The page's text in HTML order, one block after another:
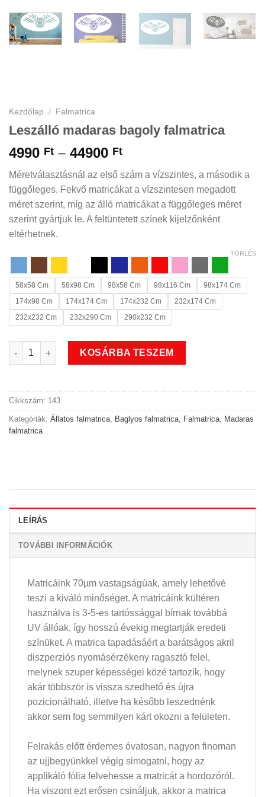
Kezdőlap / Falmatrica
Leszálló madaras bagoly falmatrica
4990 Ft – 44900 FtÁrtartomány:
4990 Ft
-
44900 Ft
Méretválasztásnál az első szám a vízszintes, a második a
függőleges. Fekvő matricákat a vízszintesen megadott
méret szerint, míg az álló matricákat a függőleges méret
szerint gyártjuk le. A feltüntetett színek kijelzőnként
eltérhetnek.
58x58 Cm 58x98 Cm 98x58 Cm 98x116 Cm
98x174 Cm
174x98 Cm
174x174 Cm 174x232 Cm
232x174 Cm
232x232 Cm
232x290 Cm 290x232 Cm
TÖRLÉS
Leszálló madaras bagoly falmatrica mennyiség
KOSÁRBA TESZEM
Cikkszám: 143
Kategóriák: Állatos falmatrica, Baglyos falmatrica, Falmatrica, Madaras
falmatrica
LEÍRÁS
TOVÁBBI INFORMÁCIÓK
Matricáink 70µm vastagságúak, amely lehetővé
teszi a kiváló minőséget. A matricáink kültéren
használva is 3-5-es tartóssággal bírnak továbbá
UV állóak, így hosszú évekig megtartják eredeti
színüket. A matrica tapadásáért a barátságos akril
diszperziós nyomásérzékeny ragasztó felel,
melynek szuper képességei közé tartozik, hogy
akár többször is vissza szedhető és újra
pozicionálható, illetve ha később leszednénk
akkor sem fog semmilyen kárt okozni a felületen.
Felrakás előtt érdemes óvatosan, nagyon finoman
az ujjbegyünkkel végig simogatni, hogy az
applikáló fólia felvehesse a matricát a hordozóról.
Ha viszont ezt erősen csináljuk, akkor a matrica